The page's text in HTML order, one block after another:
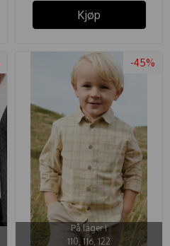
Kjøp
-45%
På lager i
110, 116, 122